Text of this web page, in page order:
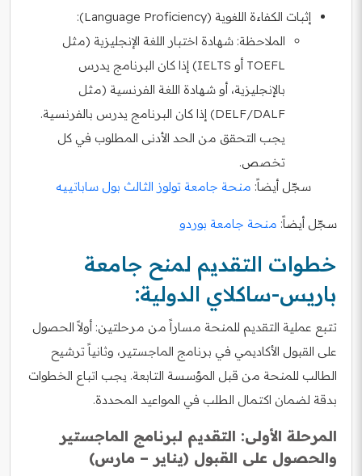
إثبات الكفاءة اللغوية (Language Proficiency):
الملاحظة: شهادة اختبار اللغة الإنجليزية (مثل
TOEFL أو IELTS) إذا كان البرنامج يدرس
بالإنجليزية، أو شهادة اللغة الفرنسية (مثل
DELF/DALF) إذا كان البرنامج يدرس بالفرنسية.
يجب التحقق من الحد الأدنى المطلوب في كل
تخصص.
سجّل أيضاً: منحة جامعة تولوز الثالث بول ساباتييه
سجّل أيضاً: منحة جامعة بوردو
خطوات التقديم لمنح جامعة
باريس-ساكلاي الدولية:
تتبع عملية التقديم للمنحة مساراً من مرحلتين: أولاً الحصول
على القبول الأكاديمي في برنامج الماجستير، وثانياً ترشيح
الطالب للمنحة من قبل المؤسسة التابعة. يجب اتباع الخطوات
بدقة لضمان اكتمال الطلب في المواعيد المحددة.
المرحلة الأولى: التقديم لبرنامج الماجستير
والحصول على القبول (يناير – مارس)